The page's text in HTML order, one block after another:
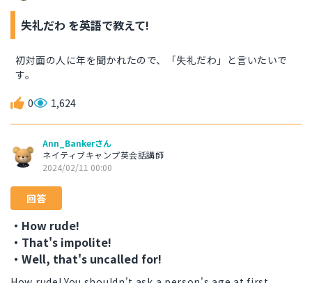
失礼だわ を英語で教えて!
初対面の人に年を聞かれたので、「失礼だわ」と言いたいで
す。
0 1,624
Ann_Bankerさん
ネイティブキャンプ英会話講師
2024/02/11 00:00
回答
・How rude!
・That's impolite!
・Well, that's uncalled for!